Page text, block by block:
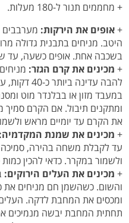
+ מחממים תנור ל-180 מעלות.
+אופים את הירקות: מערבבים
היטב. מניחים בתבנית גדולה
בשכבה אחת. אופים כשעה, עד
+ מכינים את קרם הגזר:
להבה עדינה
במעבד מזון או בבלנדר מוט
ומתקנים תיבול. אם הקרם סמיך
את הקרם עד יומיים מראש
+ מכינים את שמנת המקדמיה:
עד לקבלת משחה בהירה, סמיכה
ולשמור במקרר. כדאי להכין
+ מכינים את העלים הירוקים:
והשום. כשהשמן חם מניחים את
ומכסים את המחבת לדקה.
תחתית המחבת יבשה מנמיכים